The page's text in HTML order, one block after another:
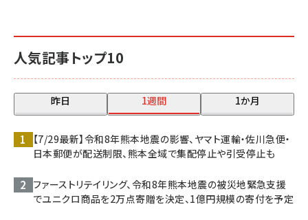
人気記事トップ10
昨日 1週間 1か月
【7/29最新】令和8年熊本地震の影響、ヤマト運輸・佐川急便・
日本郵便が配送制限、熊本全域で集配停止や引受停止も
ファーストリテイリング、令和8年熊本地震の被災地緊急支援
でユニクロ商品を2万点寄贈を決定、1億円規模の寄付を予定